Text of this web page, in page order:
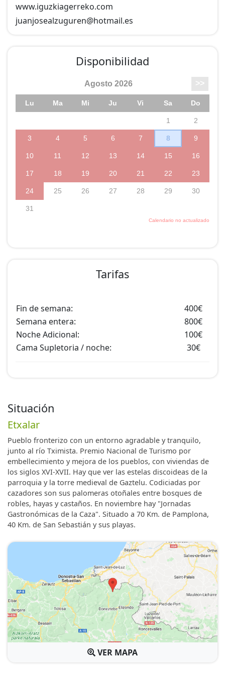
www.iguzkiagerreko.com
juanjosealzuguren@hotmail.es
Disponibilidad
Situación
Etxalar
Pueblo fronterizo con un entorno agradable y tranquilo,
junto al río Tximista. Premio Nacional de Turismo por
embellecimiento y mejora de los pueblos, con viviendas de
los siglos XVI-XVII. Hay que ver las estelas discoideas de la
parroquia y la torre medieval de Gaztelu. Codiciadas por
cazadores son sus palomeras otoñales entre bosques de
robles, hayas y castaños. En noviembre hay "Jornadas
Gastronómicas de la Caza". Situado a 70 Km. de Pamplona,
40 Km. de San Sebastián y sus playas.
VER MAPA
Tarifas
Fin de semana:
400€
Semana entera:
800€
Noche Adicional:
100€
Cama Supletoria / noche:
30€